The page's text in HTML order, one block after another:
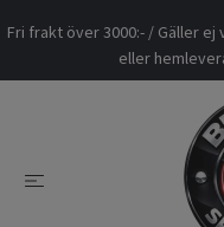
Fri frakt över 3000:- / Gäller
eller